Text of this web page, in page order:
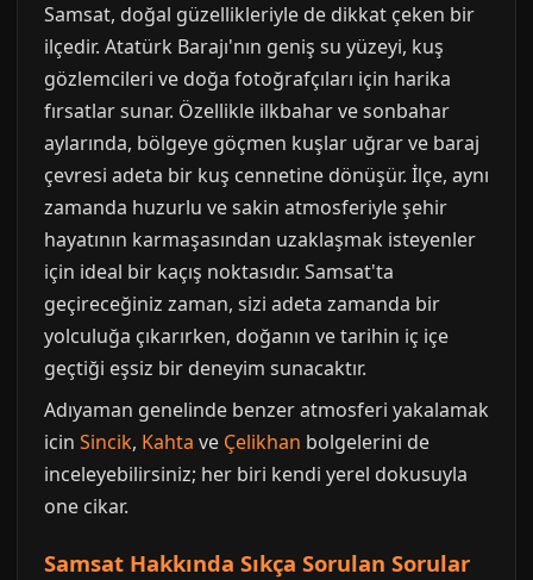
Samsat, doğal güzellikleriyle de dikkat çeken bir
ilçedir. Atatürk Barajı'nın geniş su yüzeyi, kuş
gözlemcileri ve doğa fotoğrafçıları için harika
fırsatlar sunar. Özellikle ilkbahar ve sonbahar
aylarında, bölgeye göçmen kuşlar uğrar ve baraj
çevresi adeta bir kuş cennetine dönüşür. İlçe, aynı
zamanda huzurlu ve sakin atmosferiyle şehir
hayatının karmaşasından uzaklaşmak isteyenler
için ideal bir kaçış noktasıdır. Samsat'ta
geçireceğiniz zaman, sizi adeta zamanda bir
yolculuğa çıkarırken, doğanın ve tarihin iç içe
geçtiği eşsiz bir deneyim sunacaktır.
Adıyaman genelinde benzer atmosferi yakalamak
icin Sincik, Kahta ve Çelikhan bolgelerini de
inceleyebilirsiniz; her biri kendi yerel dokusuyla
one cikar.
Samsat Hakkında Sıkça Sorulan Sorular